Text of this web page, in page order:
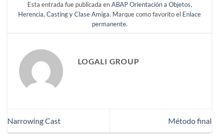
Esta entrada fue publicada enABAP Orientación a Objetos,
Herencia, Casting y Clase Amiga. Marque como favorito el Enlace
permanente.
LOGALI GROUP
Narrowing Cast Método final